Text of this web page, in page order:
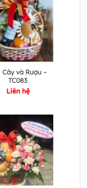
Cây và Rượu –
TC083
Liên hệ